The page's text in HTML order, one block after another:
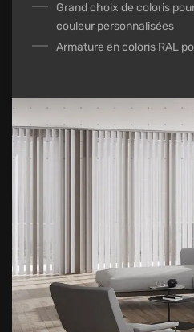
Grand choix de coloris
couleur personnalisées
Armature en coloris RAL